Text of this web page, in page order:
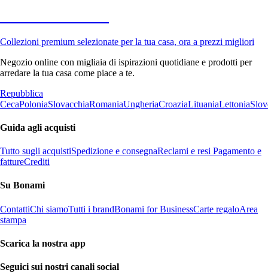
Collezioni premium selezionate per la tua casa, ora a prezzi migliori
Negozio online con migliaia di ispirazioni quotidiane e prodotti per
arredare la tua casa come piace a te.
Repubblica
CecaPoloniaSlovacchiaRomaniaUngheriaCroaziaLituaniaLettonia
Guida agli acquisti
Tutto sugli acquistiSpedizione e consegnaReclami e resi Pagamento e
fattureCrediti
Su Bonami
ContattiChi siamoTutti i brandBonami for BusinessCarte regaloArea
stampa
Scarica la nostra app
Seguici sui nostri canali social